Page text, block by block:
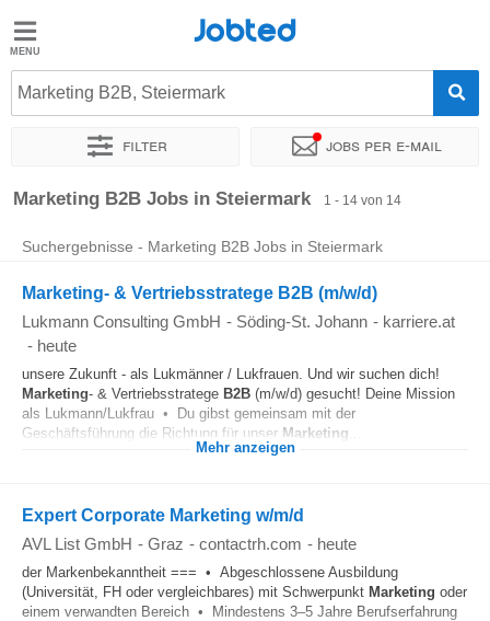
Jobted
Jobs
Jobted
Marketing B2B, Steiermark
Filter Jobs per e-mail
Sortieren nach Unternehmen Vertragsart Zeitintensität
Marketing B2B Jobs in Steiermark 1 - 14 von 14
Suchergebnisse - Marketing B2B Jobs in Steiermark
Marketing- & Vertriebsstratege B2B (m/w/d)
Lukmann Consulting GmbH - Söding-St. Johann - karriere.at
- heute
unsere Zukunft - als Lukmänner / Lukfrauen. Und wir suchen dich!
Marketing- & Vertriebsstratege B2B (m/w/d) gesucht! Deine Mission
als Lukmann/Lukfrau • Du gibst gemeinsam mit der
Geschäftsführung die Richtung für unser Marketing
Mehr anzeigen
Expert Corporate Marketing w/m/d
AVL List GmbH - Graz - contactrh.com - heute
der Markenbekanntheit === • Abgeschlossene Ausbildung
(Universität, FH oder vergleichbares) mit Schwerpunkt Marketing oder
einem verwandten Bereich • Mindestens 3–5 Jahre Berufserfahrung